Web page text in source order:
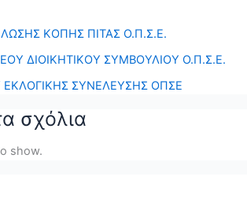
ΚΟΠΗΣ ΠΙΤΑΣ Ο.Π.Σ.Ε.
ΔΙΟΙΚΗΤΙΚΟΥ ΣΥΜΒΟΥΛΙΟΥ Ο.Π.Σ.Ε.
ΕΚΛΟΓΙΚΗΣ ΣΥΝΕΛΕΥΣΗΣ ΟΠΣΕ
σχόλια
show.